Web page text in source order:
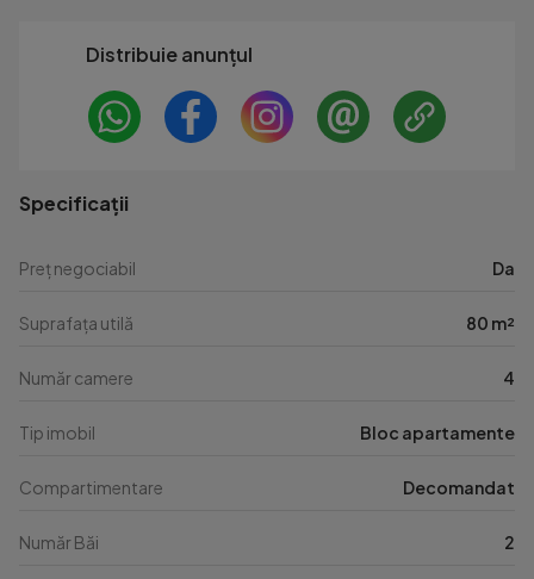
Distribuie anunțul
Specificații
Preț negociabil Da
Suprafața utilă 80 m²
Număr camere 4
Tip imobil Bloc apartamente
Compartimentare Decomandat
Număr Băi 2